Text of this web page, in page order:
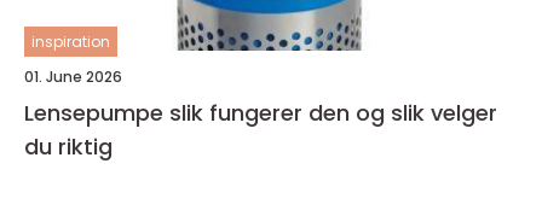
inspiration
01. June 2026
Lensepumpe slik fungerer den og slik velger
du riktig